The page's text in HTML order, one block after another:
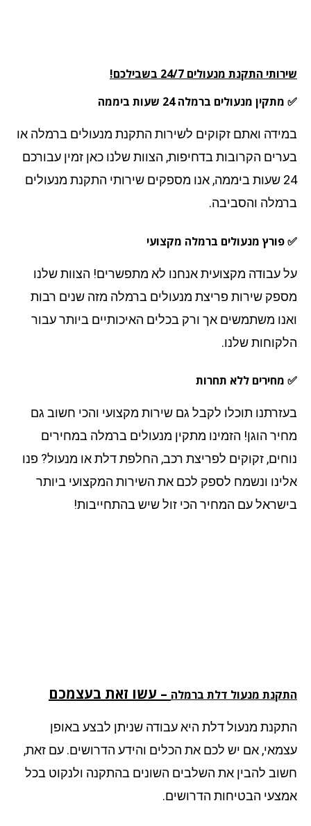
התקנת מנעולים 24/7 בשבילכם!
מנעולים ברמלה 24 שעות ביממה
ואתם זקוקים לשירות התקנת מנעולים ברמלה או
הקרובות בדחיפות, הצוות שלנו כאן זמין עבורכם
24 שעות ביממה, אנו מספקים שירותי התקנת מנעולים
והסביבה.
פורץ מנעולים ברמלה מקצועי
עבודה מקצועית אנחנו לא מתפשרים! הצוות שלנו
שירות פריצת מנעולים ברמלה מזה שנים רבות
משתמשים אך ורק בכלים האיכותיים ביותר עבור
שלנו.
מחירים ללא תחרות
תוכלו לקבל גם שירות מקצועי והכי חשוב גם
הוגן! הזמינו מתקין מנעולים ברמלה במחירים
זקוקים לפריצת רכב, החלפת דלת או מנעול? פנו
ונשמח לספק לכם את השירות המקצועי ביותר
עם המחיר הכי זול שיש בהתחייבות!
מנעול דלת ברמלה– עשו זאת בעצמכם
מנעול דלת היא עבודה שניתן לבצע באופן
אם יש לכם את הכלים והידע הדרושים. עם זאת,
להבין את השלבים השונים בהתקנה ולנקוט בכל
הבטיחות הדרושים.